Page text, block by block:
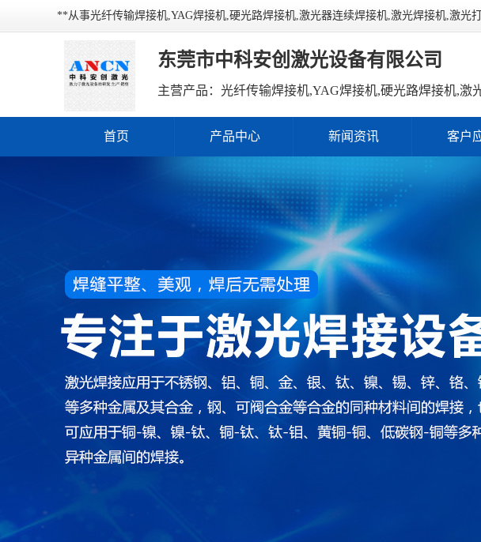
**从事光纤传输焊接机,YAG焊接机,硬光路焊接机,激光器连续焊接机,激光焊接机,激光
东莞市中科安创激光设备有限公司
主营产品：光纤传输焊接机,YAG焊接机,硬光路焊接机,激
首页 产品中心 新闻资讯 客户